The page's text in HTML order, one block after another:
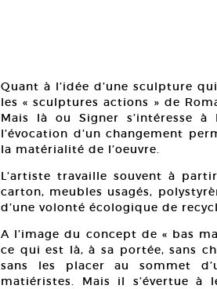
Quant à l’idée d’une sculpture
les « sculptures actions » de
Mais là ou Signer s’intéresse
l’évocation d’un changement
la matérialité de l’oeuvre.
L’artiste travaille souvent à
carton, meubles usagés,
d’une volonté écologique de
A l’image du concept de « bas
ce qui est là, à sa portée, sans
sans les placer au sommet
matiéristes. Mais il s’évertue